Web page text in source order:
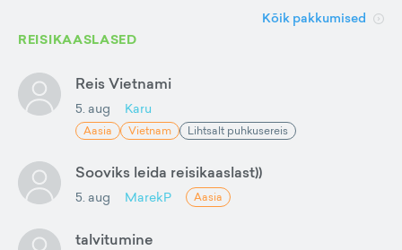
Kõik pakkumised
REISIKAASLASED
Reis Vietnami
5. aug Karu
Aasia Vietnam Lihtsalt puhkusereis
Sooviks leida reisikaaslast))
5. aug MarekP Aasia
talvitumine